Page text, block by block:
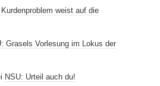
Kurdenproblem weist auf die
Grasels Vorlesung im Lokus der
NSU: Urteil auch du!